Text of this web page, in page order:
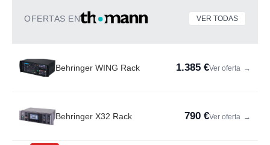
OFERTAS EN VER TODAS
Behringer WING Rack 1.385 €Ver oferta →
Behringer X32 Rack 790 €Ver oferta →